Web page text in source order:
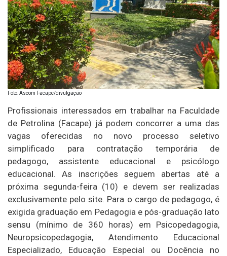
Foto: Ascom Facape/divulgação
Profissionais interessados em trabalhar na Faculdade
de Petrolina (Facape) já podem concorrer a uma das
vagas oferecidas no novo processo seletivo
simplificado para contratação temporária de
pedagogo, assistente educacional e psicólogo
educacional. As inscrições seguem abertas até a
próxima segunda-feira (10) e devem ser realizadas
exclusivamente pelo site. Para o cargo de pedagogo, é
exigida graduação em Pedagogia e pós-graduação lato
sensu (mínimo de 360 horas) em Psicopedagogia,
Neuropsicopedagogia, Atendimento Educacional
Especializado, Educação Especial ou Docência no